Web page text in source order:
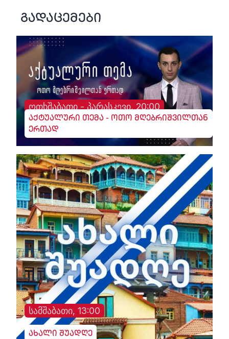
გადაცემები
ოთხშაბათი - პარასკევი, 20:00
აქტუალური თემა - ოთო მღებრიშვილთან
ერთად
სამშაბათი, 13:00
ახალი შუადღე